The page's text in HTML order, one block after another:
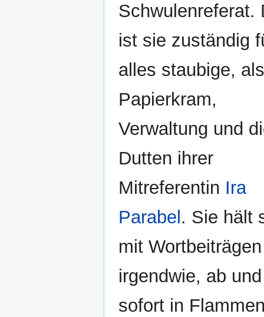
Schwulenreferat.
ist sie zuständig
alles staubige,
Papierkram,
Verwaltung und
Dutten ihrer
Mitreferentin Ira
Parabel . Sie hält
mit
irgendwie, ab
sofort in